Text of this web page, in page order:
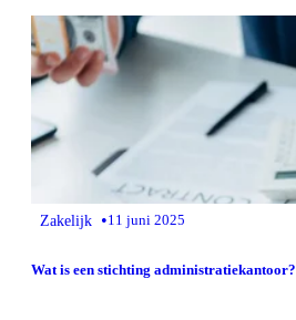
Zakelijk •11 juni 2025
Wat is een stichting administratiekantoor?